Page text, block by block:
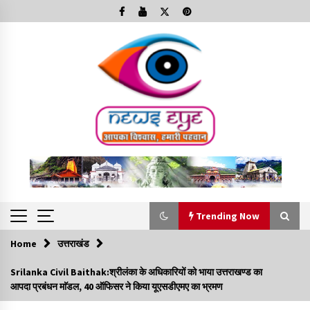
to
Trending Now
Trending Now
Minorities Rights Day : विश्व अल्पसंख्यक अधिकार दिवस
कार्यक्रम में शामिल हुए सीएम,आधुनिक मदरसों का नाम अब्दुल कलाम के नाम
Home उत्तराखंड
Srilanka Civil Baithak:श्रीलंका के अधिकारियों को भाया उत्तराखण्ड का
आपदा प्रबंधन माॅडल, 40 ऑफिसर ने किया यूएसडीएमए का भ्रमण